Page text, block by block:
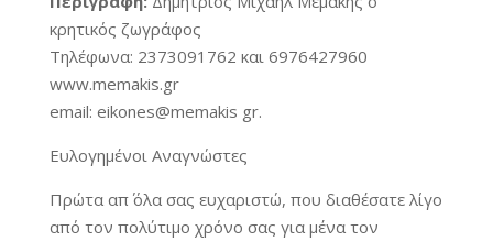
κρητικός ζωγράφος
Τηλέφωνα: 2373091762 και 6976427960
www.memakis.gr
email: eikones@memakis gr.
Ευλογημένοι Αναγνώστες
Πρώτα απ΄ όλα σας ευχαριστώ, που διαθέσατε λίγο
από τον πολύτιμο χρόνο σας για μένα τον